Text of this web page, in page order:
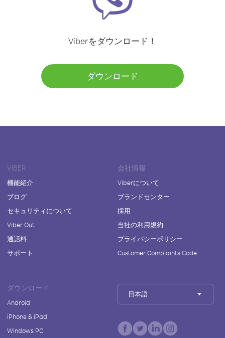
Viberをダウンロード！
ダウンロード
VIBER
機能紹介
ブログ
セキュリティについて
Viber Out
通話料
サポート
会社情報
Viberについて
ブランドセンター
採用
当社の利用規約
プライバシーポリシー
Customer Complaints Code
ダウンロード
Android
iPhone & iPad
Windows PC
日本語